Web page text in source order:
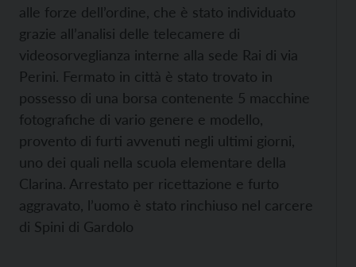
alle forze dell’ordine, che è stato individuato
grazie all’analisi delle telecamere di
videosorveglianza interne alla sede Rai di via
Perini. Fermato in città è stato trovato in
possesso di una borsa contenente 5 macchine
fotografiche di vario genere e modello,
provento di furti avvenuti negli ultimi giorni,
uno dei quali nella scuola elementare della
Clarina. Arrestato per ricettazione e furto
aggravato, l’uomo è stato rinchiuso nel carcere
di Spini di Gardolo